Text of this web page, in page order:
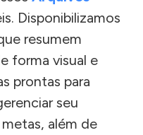
Disponibilizamos
resumem
forma visual e
prontas para
seu
além de